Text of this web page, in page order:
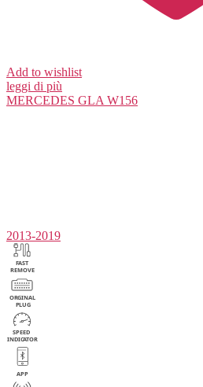
Add to wishlist
leggi di più
MERCEDES GLA W156
2013-2019